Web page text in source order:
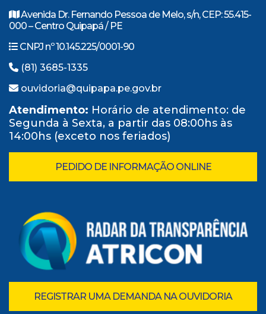
Avenida Dr. Fernando Pessoa de Melo, s/n, CEP: 55.415-
000 – Centro Quipapá / PE
CNPJ nº 10.145.225/0001-90
(81) 3685-1335
ouvidoria@quipapa.pe.gov.br
Atendimento: Horário de atendimento: de
Segunda à Sexta, a partir das 08:00hs às
14:00hs (exceto nos feriados)
PEDIDO DE INFORMAÇÃO ONLINE
REGISTRAR UMA DEMANDA NA OUVIDORIA